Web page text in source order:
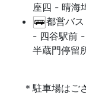
座四 - 晴海
都営バ
- 四谷駅前
半蔵門停留
駐車場はご